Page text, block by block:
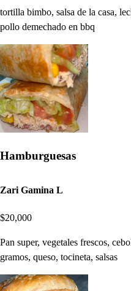
tortilla bimbo, salsa de la casa,
pollo demechado en bbq
Hamburguesas
Zari Gamina L
$20,000
Pan super, vegetales frescos,
gramos, queso, tocineta, salsas